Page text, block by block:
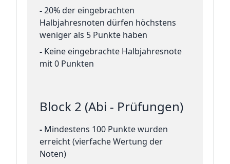
-20% der eingebrachten
Halbjahresnoten dürfen höchstens
weniger als 5 Punkte haben
- Keine eingebrachte Halbjahresnote
mit 0 Punkten
Block 2 (Abi - Prüfungen)
- Mindestens 100 Punkte wurden
erreicht (vierfache Wertung der
Noten)